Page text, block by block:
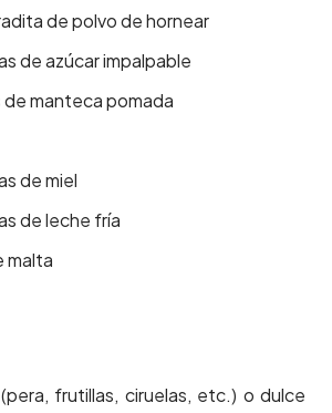
de polvo de hornear
de azúcar impalpable
de manteca pomada
de miel
de leche fría
malta
frutillas, ciruelas, etc.) o dulce